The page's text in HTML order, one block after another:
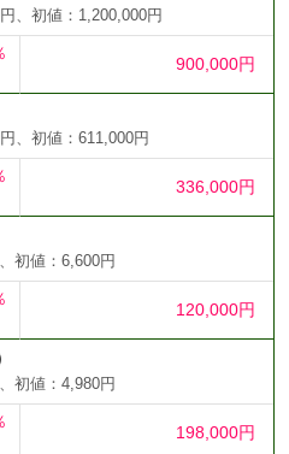
、初値：1,200,000円
900,000円
、初値：611,000円
336,000円
初値：6,600円
120,000円
初値：4,980円
198,000円